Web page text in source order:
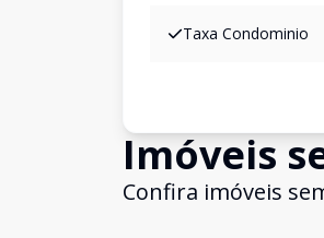
Taxa Condominio
Imóveis
Confira imóveis